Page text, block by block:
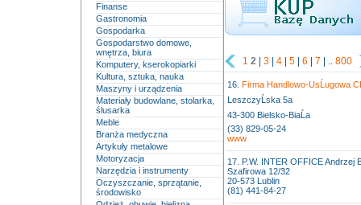
Finanse
Gastronomia
Gospodarka
Gospodarstwo domowe,
wnętrza, biura
Komputery, kserokopiarki
Kultura, sztuka, nauka
Maszyny i urządzenia
Materiały budowlane, stolarka,
ślusarka
Meble
Branża medyczna
Artykuły metalowe
Motoryzacja
Narzędzia i instrumenty
Oczyszczanie, sprzątanie,
środowisko
1 2 | 3 | 4 | 5 | 6 | 7 | .. 800
16. Firma Handlowo-UsĹugowa
LeszczyĹska 5a
43-300 Bielsko-BiaĹa
(33) 829-05-24
www
17. P.W. INTER OFFICE Andrzej
Szafirowa 12/32
20-573 Lublin
(81) 441-84-27